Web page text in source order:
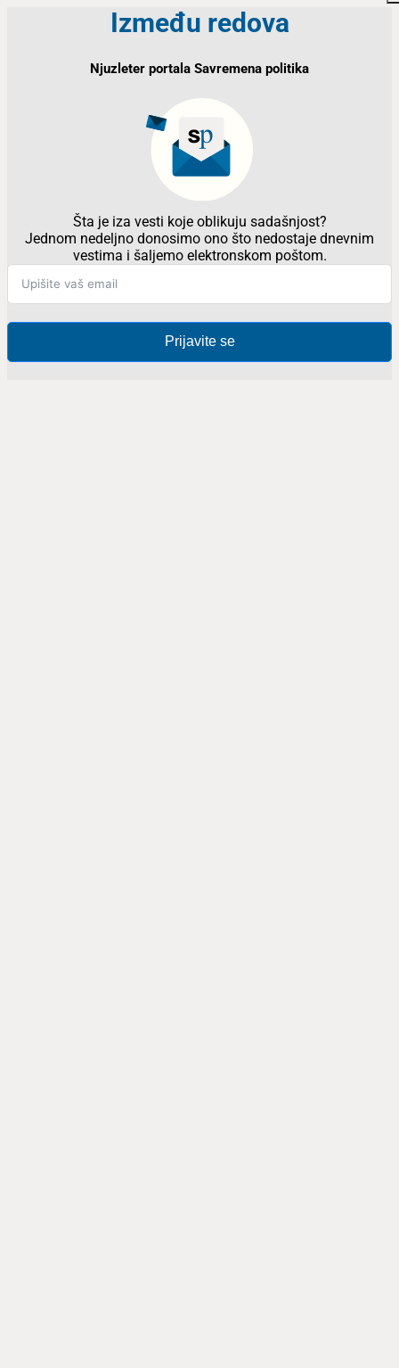
Između redova
Njuzleter portala Savremena politika
Šta je iza vesti koje oblikuju sadašnjost?
Jednom nedeljno donosimo ono što nedostaje dnevnim
vestima i šaljemo elektronskom poštom.
Prijavite se